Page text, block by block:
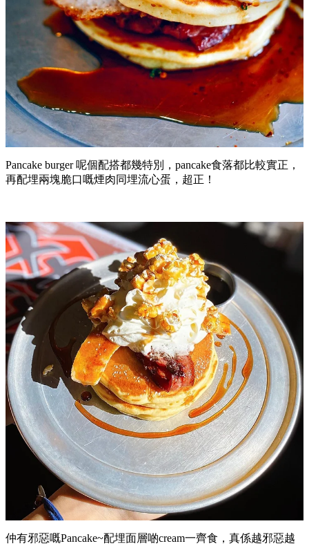
Pancake burger 呢個配搭都幾特別，pancake食落都比較實正，
再配埋兩塊脆口嘅煙肉同埋流心蛋，超正！
仲有邪惡嘅Pancake~配埋面層啲cream一齊食，真係越邪惡越